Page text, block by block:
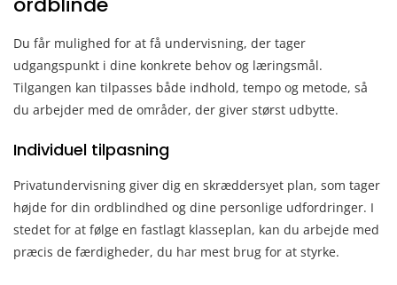
Du får mulighed for at få undervisning, der tager
udgangspunkt i dine konkrete behov og læringsmål.
Tilgangen kan tilpasses både indhold, tempo og metode, så
du arbejder med de områder, der giver størst udbytte.
Individuel tilpasning
Privatundervisning giver dig en skræddersyet plan, som tager
højde for din ordblindhed og dine personlige udfordringer. I
stedet for at følge en fastlagt klasseplan, kan du arbejde med
præcis de færdigheder, du har mest brug for at styrke.